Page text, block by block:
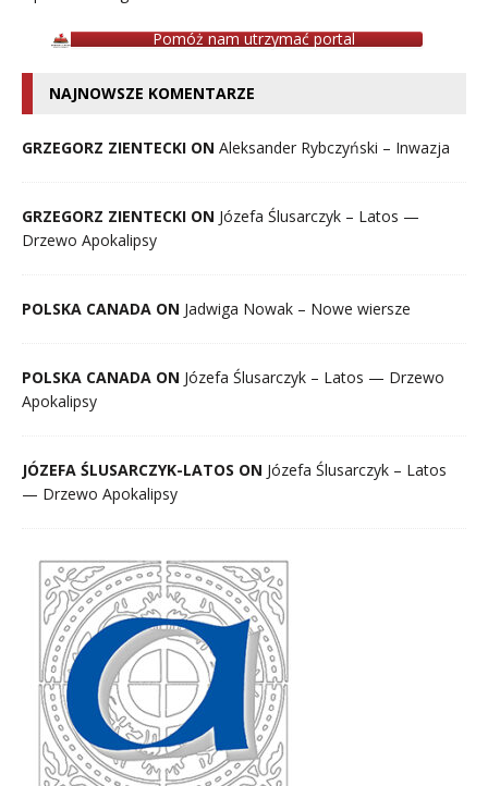
Pomóż nam utrzymać portal
NAJNOWSZE KOMENTARZE
GRZEGORZ ZIENTECKI ON Aleksander Rybczyński – Inwazja
GRZEGORZ ZIENTECKI ON Józefa Ślusarczyk – Latos —
Drzewo Apokalipsy
POLSKA CANADA ON Jadwiga Nowak – Nowe wiersze
POLSKA CANADA ON Józefa Ślusarczyk – Latos — Drzewo
Apokalipsy
JÓZEFA ŚLUSARCZYK-LATOS ON Józefa Ślusarczyk – Latos
— Drzewo Apokalipsy